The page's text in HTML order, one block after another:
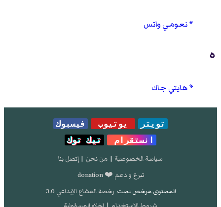
نعومي واتس
ه
هايتي جاك
تويتر يوتيوب
فيسبوك
انستقرام
تيك توك
سياسة الخصوصية | من نحن | إتصل بنا
تبرع و دعم ❤️ donation
المحتوى مرخص تحت رخصة المشاع الإبداعي 3.0